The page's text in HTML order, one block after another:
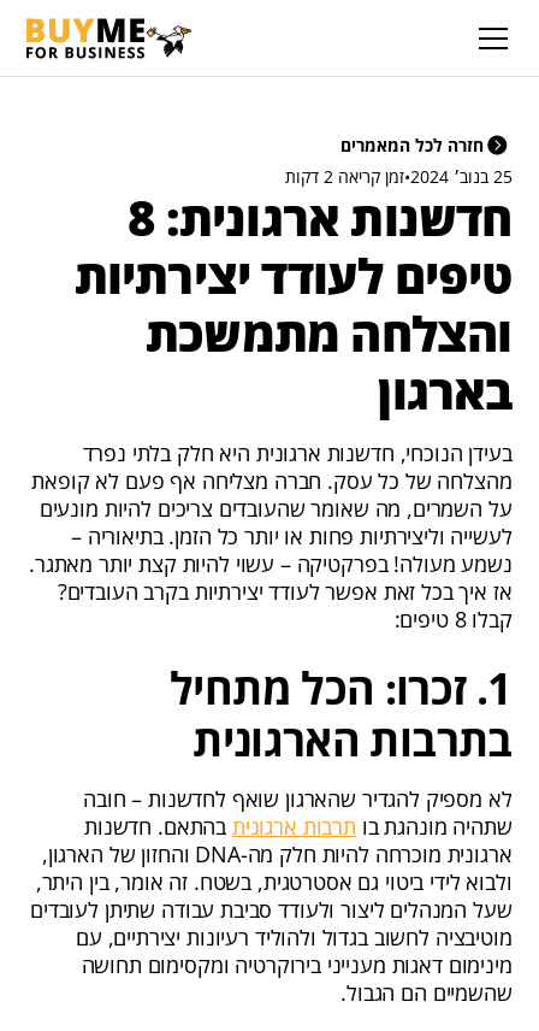
חזרה לכל המאמרים
25 בנוב׳ 2024
•זמן קריאה 2 דקות
חדשנות ארגונית: 8
טיפים לעודד יצירתיות
והצלחה מתמשכת
בארגון
בעידן הנוכחי, חדשנות ארגונית היא חלק בלתי נפרד
מהצלחה של כל עסק. חברה מצליחה אף פעם לא קופאת
על השמרים, מה שאומר שהעובדים צריכים להיות מונעים
לעשייה וליצירתיות פחות או יותר כל הזמן. בתיאוריה –
נשמע מעולה! בפרקטיקה – עשוי להיות קצת יותר מאתגר.
אז איך בכל זאת אפשר לעודד יצירתיות בקרב העובדים?
קבלו 8 טיפים:
1. זכרו: הכל מתחיל
בתרבות הארגונית
לא מספיק להגדיר שהארגון שואף לחדשנות – חובה
שתהיה מונהגת בו תרבות ארגונית בהתאם. חדשנות
ארגונית מוכרחה להיות חלק מה-DNA והחזון של הארגון,
ולבוא לידי ביטוי גם אסטרטגית, בשטח. זה אומר, בין היתר,
שעל המנהלים ליצור ולעודד סביבת עבודה שתיתן לעובדים
מוטיבציה לחשוב בגדול ולהוליד רעיונות יצירתיים, עם
מינימום דאגות מענייני בירוקרטיה ומקסימום תחושה
שהשמיים הם הגבול.